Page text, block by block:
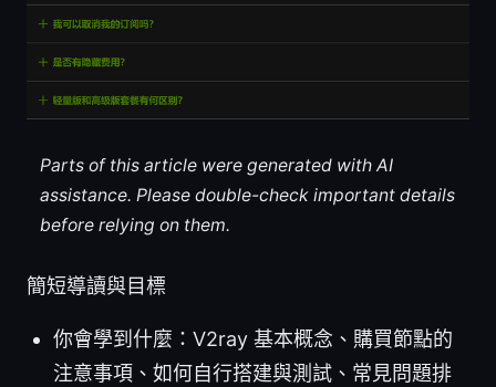
Parts of this article were generated with AI
assistance. Please double-check important details
before relying on them.
簡短導讀與目標
你會學到什麼：V2ray 基本概念、購買節點的
注意事項、如何自行搭建與測試、常見問題排